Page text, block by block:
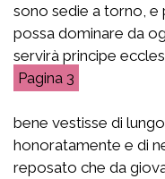
sono sedie a torno, e
possa dominare da
servirà principe
3
bene vestisse di
honoratamente e di
reposato che da